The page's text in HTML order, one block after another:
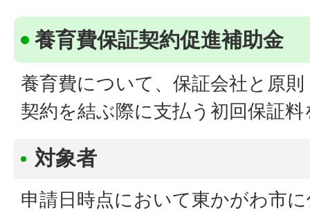
養育費保証契約促進補助金
養育費について、保証会社と原
契約を結ぶ際に支払う初回保証
対象者
申請日時点において東かがわ市